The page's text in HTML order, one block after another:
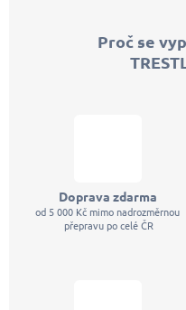
Proč se
Doprava zdarma
od 5 000 Kč mimo nadrozměrnou
přepravu po celé ČR